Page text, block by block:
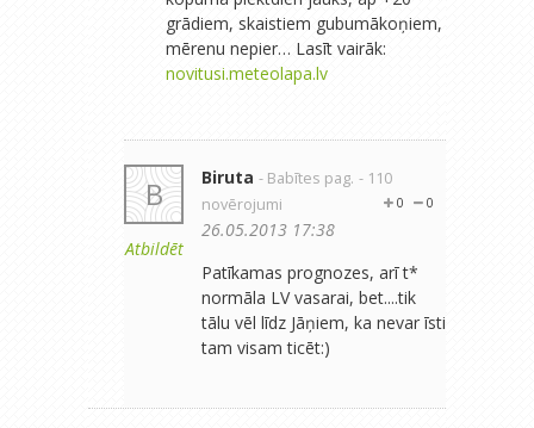
grādiem, skaistiem gubumākoņiem,
mērenu nepier… Lasīt vairāk:
novitusi.meteolapa.lv
B
Atbildēt
Biruta - Babītes pag. - 110
novērojumi
0
0
26.05.2013 17:38
Patīkamas prognozes, arī t*
normāla LV vasarai, bet....tik
tālu vēl līdz Jāņiem, ka nevar īsti
tam visam ticēt:)